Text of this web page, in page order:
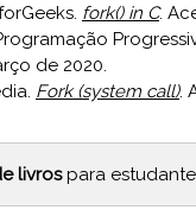
fork() in C.
de 2020.
Fork (system call).
livrospara